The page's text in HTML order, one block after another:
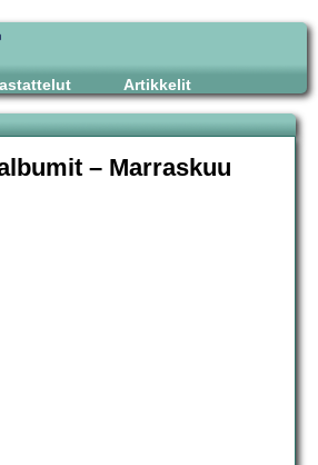
Artikkelit
– Marraskuu